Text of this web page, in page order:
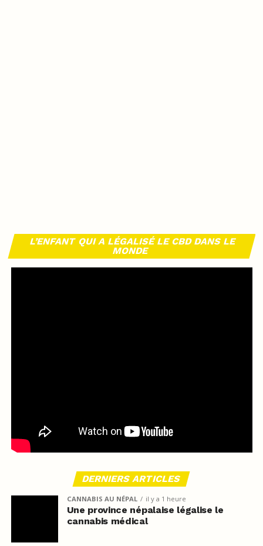
L’ENFANT QUI A LÉGALISÉ LE CBD DANS LE
MONDE
DERNIERS ARTICLES
CANNABIS AU NÉPAL il y a 1 heure
Une province népalaise légalise le
cannabis médical